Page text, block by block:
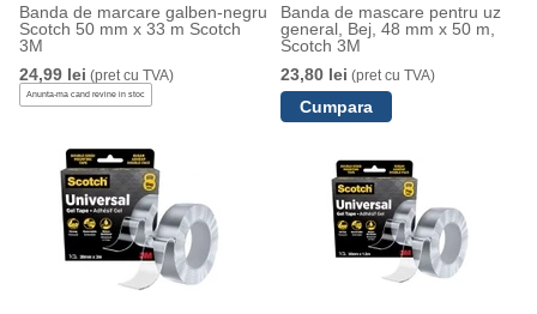
Banda de marcare galben-negru
Scotch 50 mm x 33 m Scotch
3M
24,99 lei (pret cu TVA)
Anunta-ma cand revine in stoc
Banda de mascare pentru uz
general, Bej, 48 mm x 50 m,
Scotch 3M
23,80 lei (pret cu TVA)